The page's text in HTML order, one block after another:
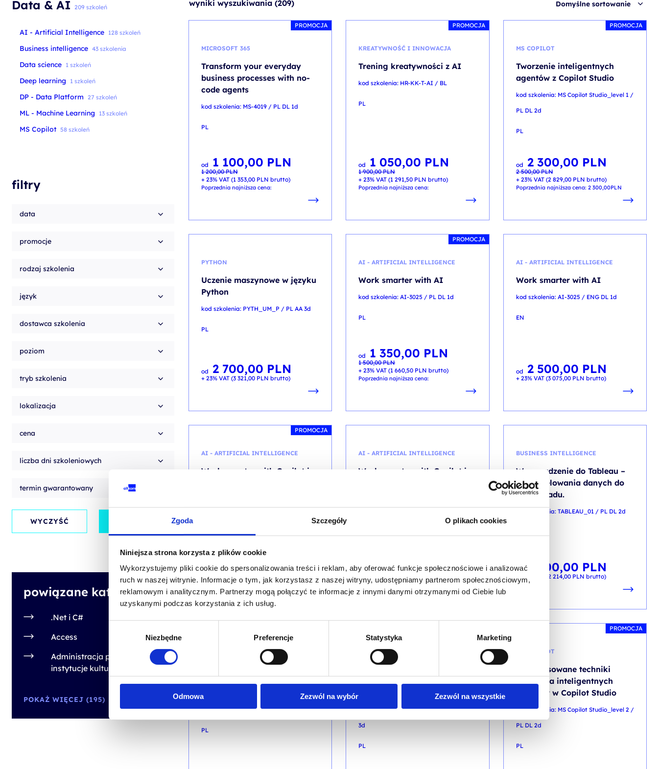
Zgoda Szczegóły O plikach cookies
Niniejsza strona korzysta z plików cookie
Wykorzystujemy pliki cookie do spersonalizowania treści i reklam, aby oferować funkcje społecznościowe i analizować
ruch w naszej witrynie. Informacje o tym, jak korzystasz z naszej witryny, udostępniamy partnerom społecznościowym,
reklamowym i analitycznym. Partnerzy mogą połączyć te informacje z innymi danymi otrzymanymi od Ciebie lub
uzyskanymi podczas korzystania z ich usług.
Niezbędne Preferencje Statystyka Marketing
Odmowa Zezwól na wybór Zezwól na wszystkie
szkolenia Broadcom
egzaminy
Data & AI 209 szkoleń
AI - Artificial Intelligence 128 szkoleń
Business intelligence 43 szkolenia
Data science 1 szkoleń
Deep learning 1 szkoleń
DP - Data Platform 27 szkoleń
ML - Machine Learning 13 szkoleń
MS Copilot 58 szkoleń
filtry
data
promocje
rodzaj szkolenia
język
dostawca szkolenia
poziom
tryb szkolenia
lokalizacja
cena
liczba dni szkoleniowych
termin gwarantowany
WYCZYŚĆ
powiązane kategorie
.Net i C#
Access
Administracja publiczna,
instytucje kultury
POKAŻ WIĘCEJ (195)
wyniki wyszukiwania (209) Domyślne sortowanie
PROMOCJA
MICROSOFT 365
Transform your everyday
business processes with no-
code agents
kod szkolenia: MS-4019 / PL DL 1d
PL
od
1 200,00PLN
Pierwotna
cena
wynosiła:
1 200,00 PLN.
1 100,00 PLN
Aktualna
cena
wynosi:
1 100,00 PLN.
+ 23% VAT (1 353,00 PLN brutto)
Poprzednia najniższa cena:
PROMOCJA
KREATYWNOŚĆ I INNOWACJA
Trening kreatywności z AI
kod szkolenia: HR-KK-T-AI / BL
PL
od
1 900,00PLN
Pierwotna
cena
wynosiła:
1 900,00 PLN.
1 050,00 PLN
Aktualna
cena
wynosi:
1 050,00 PLN.
+ 23% VAT (1 291,50 PLN brutto)
Poprzednia najniższa cena:
PROMOCJA
MS COPILOT
Tworzenie inteligentnych
agentów z Copilot Studio
kod szkolenia: MS Copilot Studio_level 1 /
PL DL 2d
PL
od
2 500,00PLN
Pierwotna
cena
wynosiła:
2 500,00 PLN.
2 300,00 PLN
Aktualna
cena
wynosi:
2 300,00 PLN.
+ 23% VAT (2 829,00 PLN brutto)
Poprzednia najniższa cena: 2 300,00PLN
PYTHON
Uczenie maszynowe w języku
Python
kod szkolenia: PYTH_UM_P / PL AA 3d
PL
od 2 700,00 PLN
+ 23% VAT (3 321,00 PLN brutto)
PROMOCJA
AI - ARTIFICIAL INTELLIGENCE
Work smarter with AI
kod szkolenia: AI-3025 / PL DL 1d
PL
od
1 500,00PLN
Pierwotna
cena
wynosiła:
1 500,00 PLN.
1 350,00 PLN
Aktualna
cena
wynosi:
1 350,00 PLN.
+ 23% VAT (1 660,50 PLN brutto)
Poprzednia najniższa cena:
AI - ARTIFICIAL INTELLIGENCE
Work smarter with AI
kod szkolenia: AI-3025 / ENG DL 1d
EN
od 2 500,00 PLN
+ 23% VAT (3 075,00 PLN brutto)
PROMOCJA
AI - ARTIFICIAL INTELLIGENCE
Work smarter with Copilot in
od
Pierwotna
cena
1 500,00 PLN.
1 350,00
Aktualna
cena
1 350,00 PLN.
+ 23% VAT (1 660,50PLNbrutto)
Poprzednia najniższa cena: 1 350,00 PLN
AI - ARTIFICIAL INTELLIGENCE
Work smarter with Copilot in
od 2 500,00PLN
+ 23% VAT ( 3 075,00 brutto)
BUSINESS INTELLIGENCE
Wprowadzenie do Tableau –
od modelowania danych do
dashboradu.
kod szkolenia: TABLEAU_01 / PL DL 2d
od 1 800,00 PLN
2 214,00 PLN brutto)
BUSINESS INTELLIGENCE
danych z Tableau
kod szkolenia: TABLEAU_02 / PL DL 2d
PL
DP - DATA PLATFORM
kod szkolenia: Microsoft Fabric / PL DL
3d
PL
PROMOCJA
MS COPILOT
Zaawansowane techniki
tworzenia inteligentnych
agentów w Copilot Studio
kod szkolenia: MS Copilot Studio_level 2 /
PL DL 2d
PL